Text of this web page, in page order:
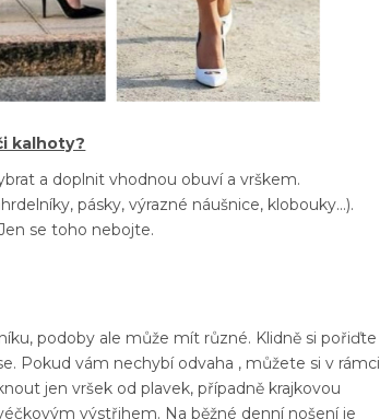
kalhoty?
a doplnit vhodnou obuví a vrškem.
pásky, výrazné náušnice, klobouky…).
se toho nebojte.
podoby ale může mít různé. Klidně si pořiďte
Pokud vám nechybí odvaha , můžete si v rámci
jen vršek od plavek, případně krajkovou
výstřihem. Na běžné denní nošení je